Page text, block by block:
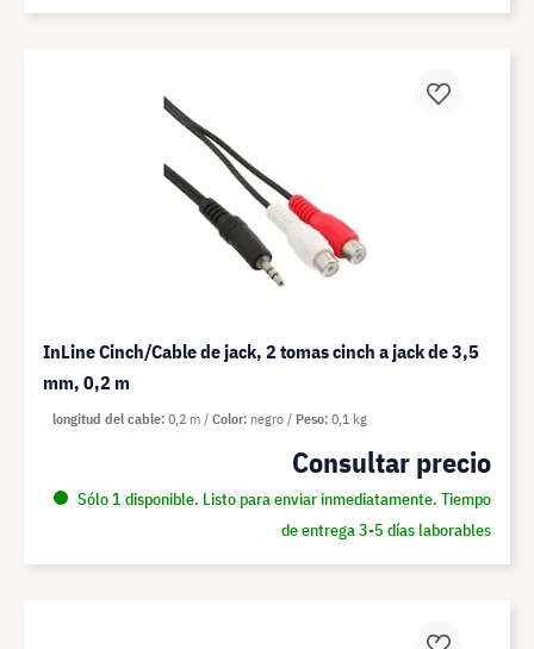
InLine Cinch/Cable de jack, 2 tomas cinch a jack de 3,5
mm, 0,2 m
Consultar precio
Sólo 1 disponible. Listo para enviar inmediatamente. Tiempo
de entrega 3-5 días laborables
longitud del cable 0,2 m Color negro Peso 0,1 kg